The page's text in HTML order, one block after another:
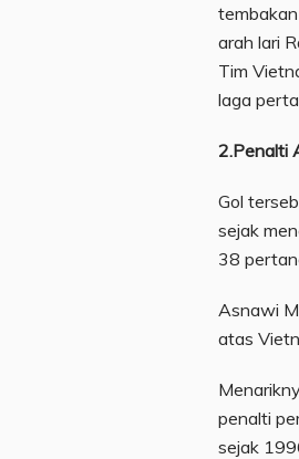
arah lari
Tim
laga
2.Penalti
Gol
sejak
38
Asnawi
atas
penalti
sejak